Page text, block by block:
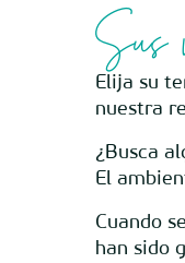
Sus
Elija su
nuestra
¿Busca
El
Cuando
han sido